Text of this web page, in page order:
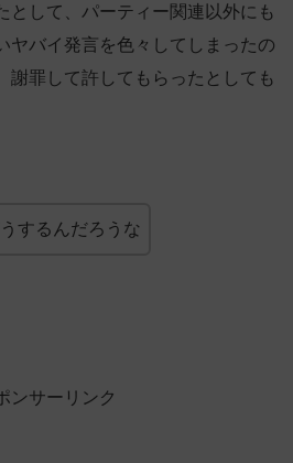
として、パーティー関連以外にも
ヤバイ発言を色々してしまったの
謝罪して許してもらったとしても
するんだろうな
ンサーリンク